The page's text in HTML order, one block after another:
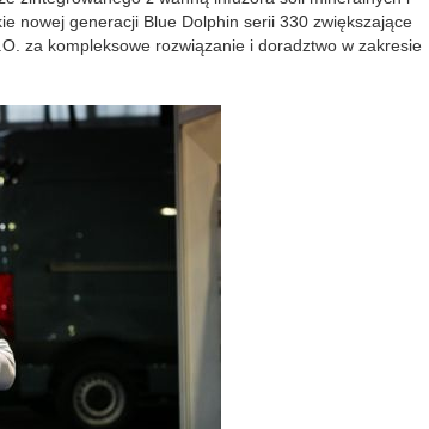
nowej generacji Blue Dolphin serii 330 zwiększające
za kompleksowe rozwiązanie i doradztwo w zakresie